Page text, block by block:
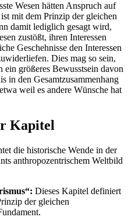
Wesen hätten Anspruch auf
mit dem Prinzip der gleichen
damit lediglich gesagt wird,
zustößt, ihren Interessen
Geschehnisse den Interessen
Dies mag so sein,
ein größeres Bewusstsein davon
in den Gesamtzusammenhang
weil es andere Wünsche hat
Kapitel
die historische Wende in der
anthropozentrischem Weltbild
Dieses Kapitel definiert
der gleichen